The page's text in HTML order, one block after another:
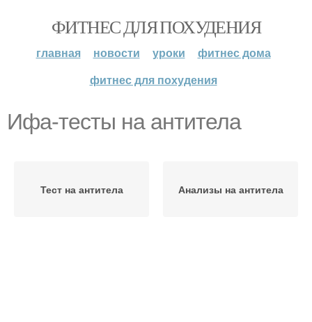
ФИТНЕС ДЛЯ ПОХУДЕНИЯ
главная новости уроки
фитнес дома
фитнес для похудения
Ифа-тесты на антитела
Тест на антитела Анализы на антитела